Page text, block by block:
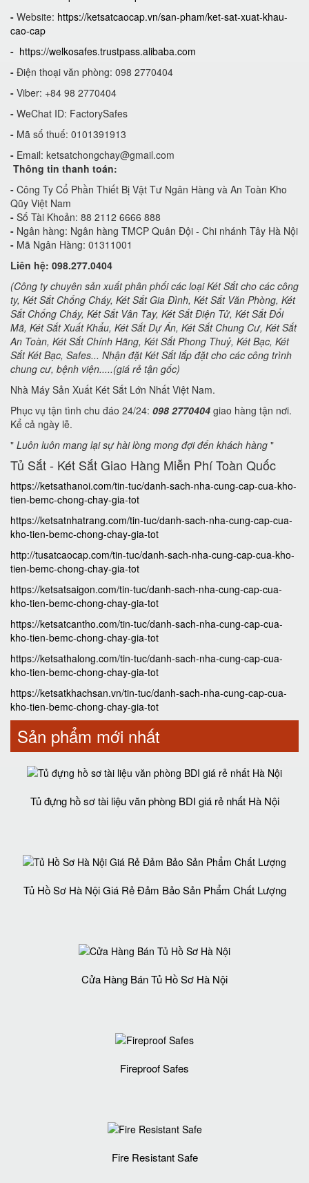
- Website: https://ketsatcaocap.vn/san-pham/ket-sat-xuat-khau-
cao-cap
- https://welkosafes.trustpass.alibaba.com
- Điện thoại văn phòng: 098 2770404
- Viber: +84 98 2770404
- WeChat ID: FactorySafes
- Mã số thuế: 0101391913
- Email: ketsatchongchay@gmail.com
Thông tin thanh toán:
- Công Ty Cổ Phần Thiết Bị Vật Tư Ngân Hàng và An Toàn Kho
Qũy Việt Nam
- Số Tài Khoản: 88 2112 6666 888
- Ngân hàng: Ngân hàng TMCP Quân Đội - Chi nhánh Tây Hà Nội
- Mã Ngân Hàng: 01311001
Liên hệ: 098.277.0404
(Công ty chuyên sản xuất phân phối các loại Két Sắt cho các công
ty, Két Sắt Chống Cháy, Két Sắt Gia Đình, Két Sắt Văn Phòng, Két
Sắt Chống Cháy, Két Sắt Vân Tay, Két Sắt Điện Tử, Két Sắt Đổi
Mã, Két Sắt Xuất Khẩu, Két Sắt Dự Án, Két Sắt Chung Cư, Két Sắt
An Toàn, Két Sắt Chính Hãng, Két Sắt Phong Thuỷ, Két Bạc, Két
Sắt Két Bạc, Safes... Nhận đặt Két Sắt lắp đặt cho các công trình
chung cư, bệnh viện.....(giá rẻ tận gốc)
Nhà Máy Sản Xuất Két Sắt Lớn Nhất Việt Nam.
Phục vụ tận tình chu đáo 24/24: 098 2770404 giao hàng tận nơi.
Kể cả ngày lễ.
" Luôn luôn mang lại sự hài lòng mong đợi đến khách hàng "
Tủ Sắt - Két Sắt Giao Hàng Miễn Phí Toàn Quốc
https://ketsathanoi.com/tin-tuc/danh-sach-nha-cung-cap-cua-kho-
tien-bemc-chong-chay-gia-tot
https://ketsatnhatrang.com/tin-tuc/danh-sach-nha-cung-cap-cua-
kho-tien-bemc-chong-chay-gia-tot
http://tusatcaocap.com/tin-tuc/danh-sach-nha-cung-cap-cua-kho-
tien-bemc-chong-chay-gia-tot
https://ketsatsaigon.com/tin-tuc/danh-sach-nha-cung-cap-cua-
kho-tien-bemc-chong-chay-gia-tot
https://ketsatcantho.com/tin-tuc/danh-sach-nha-cung-cap-cua-
kho-tien-bemc-chong-chay-gia-tot
https://ketsathalong.com/tin-tuc/danh-sach-nha-cung-cap-cua-
kho-tien-bemc-chong-chay-gia-tot
https://ketsatkhachsan.vn/tin-tuc/danh-sach-nha-cung-cap-cua-
kho-tien-bemc-chong-chay-gia-tot
Sản phẩm mới nhất
Tủ đựng hồ sơ tài liệu văn phòng BDI giá rẻ nhất Hà Nội
Tủ Hồ Sơ Hà Nội Giá Rẻ Đảm Bảo Sản Phẩm Chất Lượng‎
Cửa Hàng Bán Tủ Hồ Sơ Hà Nội
Fireproof Safes
Fire Resistant Safe